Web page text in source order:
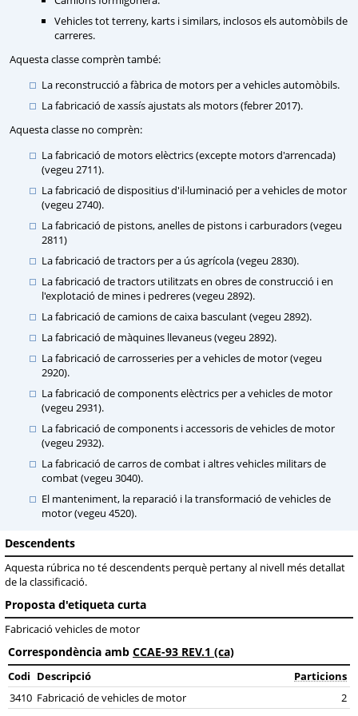
Vehicles tot terreny, karts i similars, inclosos els automòbils de
carreres.
Aquesta classe comprèn també:
La reconstrucció a fàbrica de motors per a vehicles automòbils.
La fabricació de xassís ajustats als motors (febrer 2017).
Aquesta classe no comprèn:
La fabricació de motors elèctrics (excepte motors d'arrencada)
(vegeu 2711).
La fabricació de dispositius d'il·luminació per a vehicles de motor
(vegeu 2740).
La fabricació de pistons, anelles de pistons i carburadors (vegeu
2811)
La fabricació de tractors per a ús agrícola (vegeu 2830).
La fabricació de tractors utilitzats en obres de construcció i en
l'explotació de mines i pedreres (vegeu 2892).
La fabricació de camions de caixa basculant (vegeu 2892).
La fabricació de màquines llevaneus (vegeu 2892).
La fabricació de carrosseries per a vehicles de motor (vegeu
2920).
La fabricació de components elèctrics per a vehicles de motor
(vegeu 2931).
La fabricació de components i accessoris de vehicles de motor
(vegeu 2932).
La fabricació de carros de combat i altres vehicles militars de
combat (vegeu 3040).
El manteniment, la reparació i la transformació de vehicles de
motor (vegeu 4520).
Descendents
Aquesta rúbrica no té descendents perquè pertany al nivell més detallat
de la classificació.
Proposta d'etiqueta curta
Fabricació vehicles de motor
Correspondència amb CCAE-93 REV.1 (ca)
Codi Descripció
Particions
3410 Fabricació de vehicles de motor 2